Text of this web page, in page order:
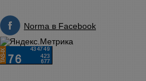
Norma в Facebook